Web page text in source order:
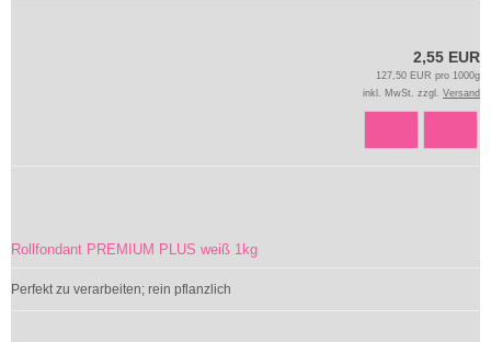
2,55 EUR
127,50 EUR pro 1000g
inkl. MwSt. zzgl. Versand
Rollfondant PREMIUM PLUS weiß 1kg
Perfekt zu verarbeiten; rein pflanzlich